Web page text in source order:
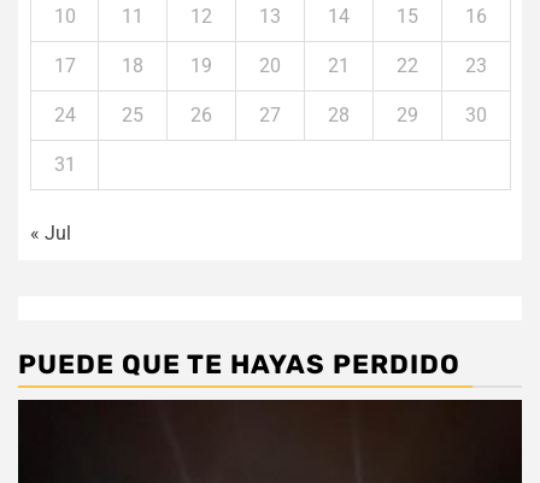
10 11 12 13 14 15 16
17 18 19 20 21 22 23
24 25 26 27 28 29 30
31
« Jul
PUEDE QUE TE HAYAS PERDIDO